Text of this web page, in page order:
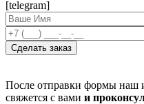
[telegram]
После отправки формы наш
свяжется с вами и